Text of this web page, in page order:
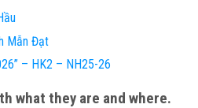
Mẫn Đạt
– HK2 – NH25-26
what they are and where.